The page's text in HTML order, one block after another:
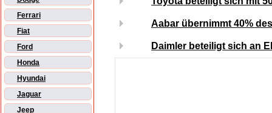
Ferrari
Fiat
Ford
Honda
Hyundai
Jaguar
Jeep
Aabar übernimmt 40%
Daimler beteiligt sich an